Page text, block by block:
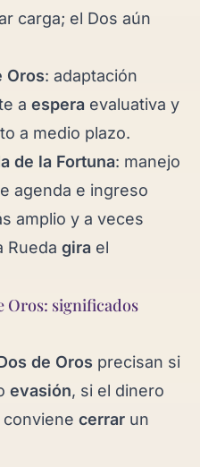
carga; el Dos aún
Oros: adaptación
a espera evaluativa y
a medio plazo.
de la Fortuna: manejo
agenda e ingreso
amplio y a veces
Rueda gira el
Oros: significados
de Oros precisan si
evasión, si el dinero
conviene cerrar un